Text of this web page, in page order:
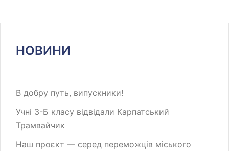
НОВИНИ
В добру путь, випускники!
Учні 3-Б класу відвідали Карпатський
Трамвайчик
Наш проєкт — серед переможців міського